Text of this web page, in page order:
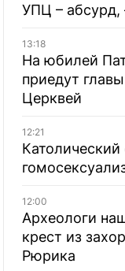
УПЦ – абсурд,
13:18
На юбилей
приедут
Церквей
12:21
Католический
12:00
Археологи
крест из
Рюрика